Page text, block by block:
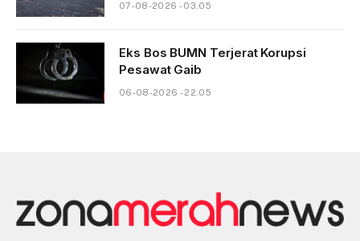
07-08-2026 - 03.05
Eks Bos BUMN Terjerat Korupsi
Pesawat Gaib
06-08-2026 - 22.05